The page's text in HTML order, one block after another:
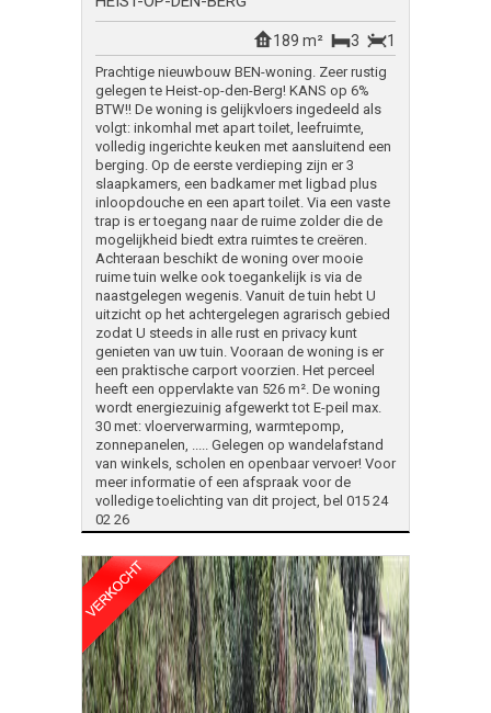
1
3
189 m²
Prachtige nieuwbouw BEN-woning. Zeer rustig
gelegen te Heist-op-den-Berg! KANS op 6%
BTW!! De woning is gelijkvloers ingedeeld als
volgt: inkomhal met apart toilet, leefruimte,
volledig ingerichte keuken met aansluitend een
berging. Op de eerste verdieping zijn er 3
slaapkamers, een badkamer met ligbad plus
inloopdouche en een apart toilet. Via een vaste
trap is er toegang naar de ruime zolder die de
mogelijkheid biedt extra ruimtes te creëren.
Achteraan beschikt de woning over mooie
ruime tuin welke ook toegankelijk is via de
naastgelegen wegenis. Vanuit de tuin hebt U
uitzicht op het achtergelegen agrarisch gebied
zodat U steeds in alle rust en privacy kunt
genieten van uw tuin. Vooraan de woning is er
een praktische carport voorzien. Het perceel
heeft een oppervlakte van 526 m². De woning
wordt energiezuinig afgewerkt tot E-peil max.
30 met: vloerverwarming, warmtepomp,
zonnepanelen, ..... Gelegen op wandelafstand
van winkels, scholen en openbaar vervoer! Voor
meer informatie of een afspraak voor de
volledige toelichting van dit project, bel 015 24
02 26